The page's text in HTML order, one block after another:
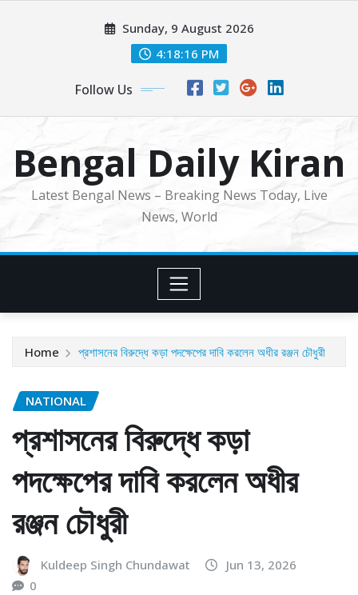
Sunday, 9 August 2026
4:18:17 PM
Follow Us
Bengal Daily Kiran
Latest Bengal News – Breaking News Today, Live
News, World
Home প্রশাসনের বিরুদ্ধে কড়া পদক্ষেপের দাবি করলেন অধীর রঞ্জন চৌধুরী
NATIONAL
প্রশাসনের বিরুদ্ধে কড়া
পদক্ষেপের দাবি করলেন অধীর
রঞ্জন চৌধুরী
Kuldeep Singh Chundawat
Jun 13, 2026
0